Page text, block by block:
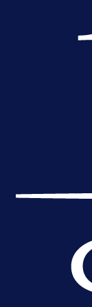
A
Da
je